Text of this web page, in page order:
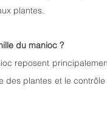
plantes.
du manioc ?
reposent
des plantes et le